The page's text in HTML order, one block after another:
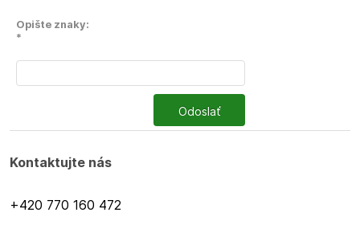
Opište znaky:
*
Odoslať
Kontaktujte nás
+420 770 160 472